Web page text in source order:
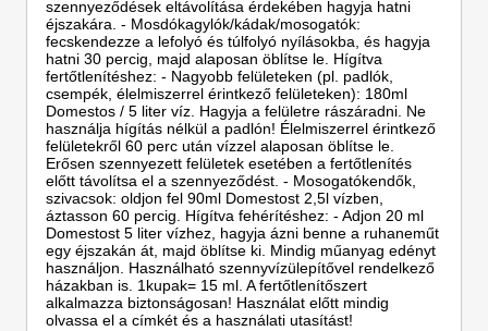
szennyeződések eltávolítása érdekében hagyja hatni
éjszakára. - Mosdókagylók/kádak/mosogatók:
fecskendezze a lefolyó és túlfolyó nyílásokba, és hagyja
hatni 30 percig, majd alaposan öblítse le. Hígítva
fertőtlenítéshez: - Nagyobb felületeken (pl. padlók,
csempék, élelmiszerrel érintkező felületeken): 180ml
Domestos / 5 liter víz. Hagyja a felületre rászáradni. Ne
használja hígítás nélkül a padlón! Élelmiszerrel érintkező
felületekről 60 perc után vízzel alaposan öblítse le.
Erősen szennyezett felületek esetében a fertőtlenítés
előtt távolítsa el a szennyeződést. - Mosogatókendők,
szivacsok: oldjon fel 90ml Domestost 2,5l vízben,
áztasson 60 percig. Hígítva fehérítéshez: - Adjon 20 ml
Domestost 5 liter vízhez, hagyja ázni benne a ruhaneműt
egy éjszakán át, majd öblítse ki. Mindig műanyag edényt
használjon. Használható szennyvízülepítővel rendelkező
házakban is. 1kupak= 15 ml. A fertőtlenítőszert
alkalmazza biztonságosan! Használat előtt mindig
olvassa el a címkét és a használati utasítást!